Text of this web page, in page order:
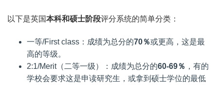
以下是英国本科和硕士阶段评分系统的简单分类：
一等/First class：成绩为总分的70％或更高，这是最
高的等级。
2:1/Merit（二等一级）：成绩为总分的60-69％ ，有的
学校会要求这是申读研究生，或拿到硕士学位的最低